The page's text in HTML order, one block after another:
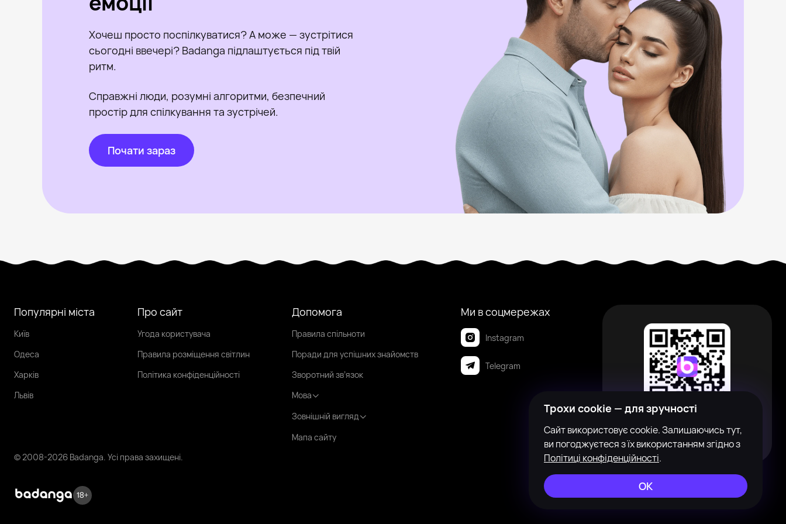
Хочеш просто поспілкуватися? А може — зустрітися
сьогодні ввечері? Badanga підлаштується під твій
ритм.
Справжні люди, розумні алгоритми, безпечний
простір для спілкування та зустрічей.
Почати зараз
Популярні міста
Київ
Одеса
Харків
Львів
Про сайт
Угода користувача
Правила розміщення світлин
Політика конфіденційності
Допомога
Правила спільноти
Поради для успішних знайомств
Зворотний зв’язок
Мова
Зовнішній вигляд
Мапа сайту
Ми в соцмережах
Instagram
Telegram
© 2008-2026 Badanga. Усі права захищені.
Скануйте QR-код, щоб завантажити
Трохи cookie — для зручності
Сайт використовує cookie. Залишаючись тут,
ви погоджуєтеся з їх використанням згідно з
Політиці конфіденційності.
ОК